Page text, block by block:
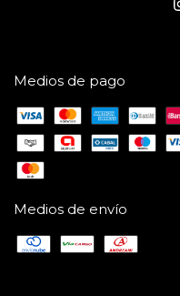
Medios de pago
Medios de envío